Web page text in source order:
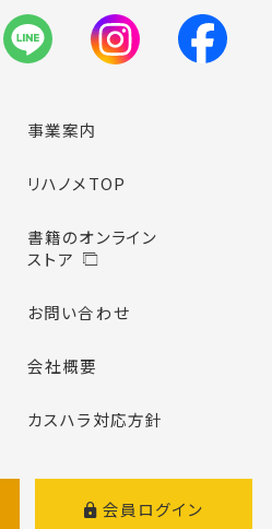
事業案内
リハノメTOP
書籍のオンライン
ストア
お問い合わせ
会社概要
カスハラ対応方針
会員ログイン